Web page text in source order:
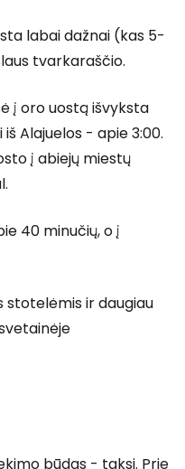
labai dažnai (kas 5-
tvarkaraščio.
į oro uostą išvyksta
Alajuelos - apie 3:00.
į abiejų miestų
40 minučių, o į
stotelėmis ir daugiau
būdas - taksi. Prie